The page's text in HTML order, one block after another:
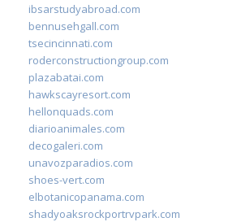
ibsarstudyabroad.com
bennusehgall.com
tsecincinnati.com
roderconstructiongroup.com
plazabatai.com
hawkscayresort.com
hellonquads.com
diarioanimales.com
decogaleri.com
unavozparadios.com
shoes-vert.com
elbotanicopanama.com
shadyoaksrockportrvpark.com